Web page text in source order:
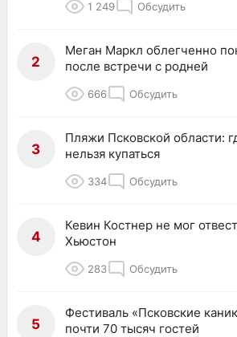
1 249 Обсудить
2
Меган Маркл облегченно
после встречи с родней
666 Обсудить
3
Пляжи Псковской области:
нельзя купаться
334 Обсудить
4
Кевин Костнер не мог
Хьюстон
283 Обсудить
5
Фестиваль «Псковские
почти 70 тысяч гостей